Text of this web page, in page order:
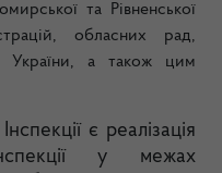
та Рівненської
обласних рад,
України, а також цим
є реалізація
у межах